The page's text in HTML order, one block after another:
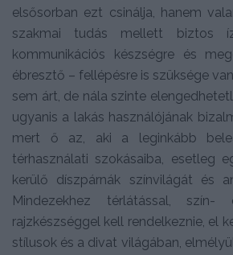
elsősorban ezt csinálja, hanem
szakmai tudás mellett biztos
kommunikációs készségre és
ébresztő – fellépésre is szüksége
sem árt, de nála szinte
ugyanis a lakás használójának
mert ő az, aki a leginkább
térhasználati szokásaiba, esetleg
kerülő díszpárnák színvilágát és
Mindezekhez térlátással, szín-
rajzkészséggel kell rendelkeznie, el
stílusok és a divat világában,